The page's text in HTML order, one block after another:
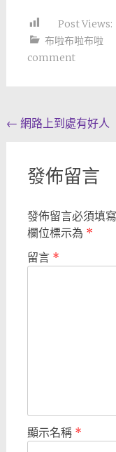
Post Views:
布啦布啦布啦
comment
Post
← 網路上到處有好人
發佈留言
發佈留言必須填
欄位標示為 *
留言 *
顯示名稱 *